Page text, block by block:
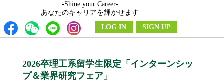
-Shine your Career-
あなたのキャリアを輝かせます
SIGN UP
LOG IN
2026卒理工系留学生限定「インターンシッ
プ＆業界研究フェア」